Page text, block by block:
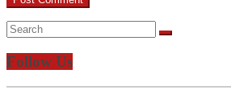
Follow Us